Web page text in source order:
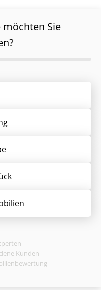
Sie
Kunden